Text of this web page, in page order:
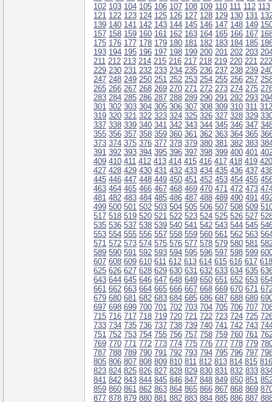
102 103 104 105 106 107 108 109 110 111 112 113
121 122 123 124 125 126 127 128 129 130 131
139 140 141 142 143 144 145 146 147 148 149
157 158 159 160 161 162 163 164 165 166 167
175 176 177 178 179 180 181 182 183 184 185
193 194 195 196 197 198 199 200 201 202 203
211 212 213 214 215 216 217 218 219 220 221 222
229 230 231 232 233 234 235 236 237 238 239
247 248 249 250 251 252 253 254 255 256 257
265 266 267 268 269 270 271 272 273 274 275
283 284 285 286 287 288 289 290 291 292 293
301 302 303 304 305 306 307 308 309 310 311 312
319 320 321 322 323 324 325 326 327 328 329
337 338 339 340 341 342 343 344 345 346 347
355 356 357 358 359 360 361 362 363 364 365
373 374 375 376 377 378 379 380 381 382 383
391 392 393 394 395 396 397 398 399 400 401
409 410 411 412 413 414 415 416 417 418 419 420
427 428 429 430 431 432 433 434 435 436 437
445 446 447 448 449 450 451 452 453 454 455
463 464 465 466 467 468 469 470 471 472 473
481 482 483 484 485 486 487 488 489 490 491
499 500 501 502 503 504 505 506 507 508 509
517 518 519 520 521 522 523 524 525 526 527
535 536 537 538 539 540 541 542 543 544 545
553 554 555 556 557 558 559 560 561 562 563
571 572 573 574 575 576 577 578 579 580 581
589 590 591 592 593 594 595 596 597 598 599
607 608 609 610 611 612 613 614 615 616 617 618
625 626 627 628 629 630 631 632 633 634 635
643 644 645 646 647 648 649 650 651 652 653
661 662 663 664 665 666 667 668 669 670 671
679 680 681 682 683 684 685 686 687 688 689
697 698 699 700 701 702 703 704 705 706 707
715 716 717 718 719 720 721 722 723 724 725
733 734 735 736 737 738 739 740 741 742 743
751 752 753 754 755 756 757 758 759 760 761
769 770 771 772 773 774 775 776 777 778 779
787 788 789 790 791 792 793 794 795 796 797
805 806 807 808 809 810 811 812 813 814 815 816
823 824 825 826 827 828 829 830 831 832 833
841 842 843 844 845 846 847 848 849 850 851
859 860 861 862 863 864 865 866 867 868 869
877 878 879 880 881 882 883 884 885 886 887